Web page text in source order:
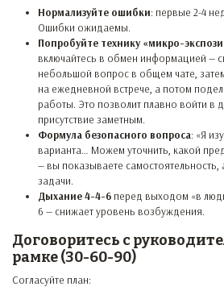
Нормализуйте ошибки: первые 2-4
Ошибки ожидаемы.
Попробуйте технику «микро-
включайтесь в обмен информацией —
небольшой вопрос в общем чате,
на ежедневной встрече, а потом
работы. Это позволит плавно войти в
присутствие заметным.
Формула безопасного вопроса: «Я
варианта… Можем уточнить, какой
— вы показываете самостоятельность,
задачи.
Дыхание 4-4-6 перед выходом «в
6 — снижает уровень возбуждения.
Договоритесь с
рамке (30-60-90)
Согласуйте план: